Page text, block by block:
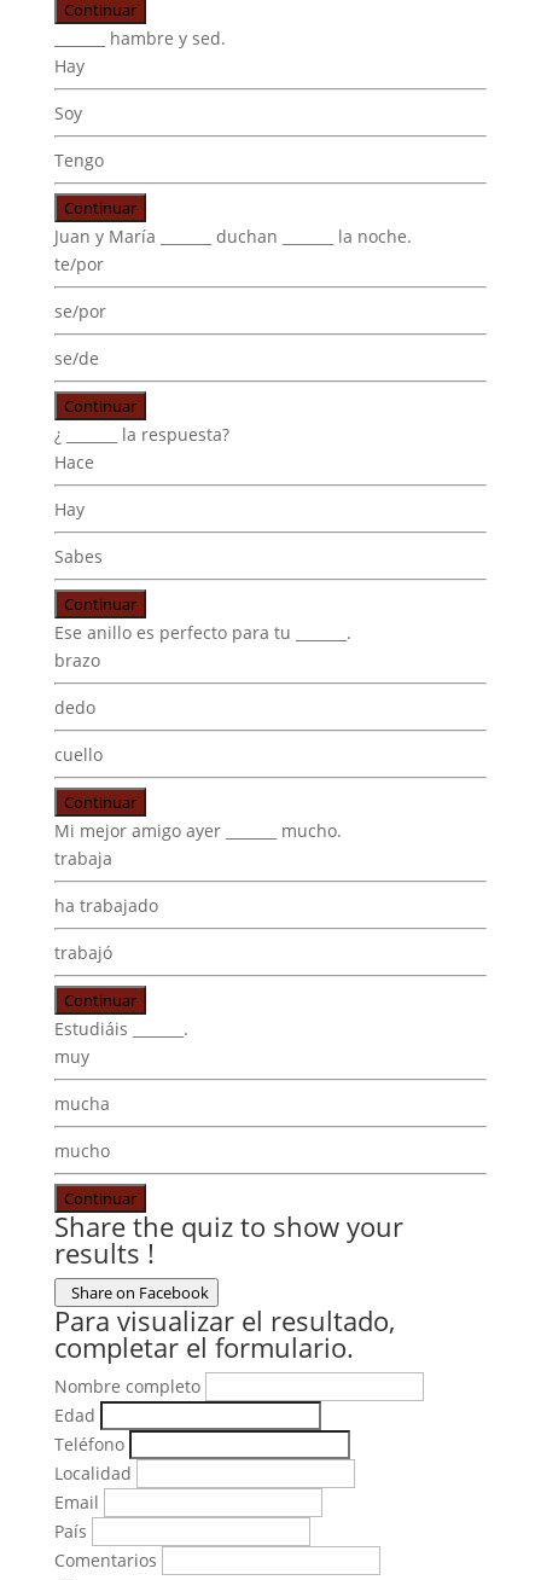
Continuar
_______ hambre y sed.
Hay
Soy
Tengo
Continuar
Juan y María _______ duchan _______ la noche.
te/por
se/por
se/de
Continuar
¿ _______ la respuesta?
Hace
Hay
Sabes
Continuar
Ese anillo es perfecto para tu _______.
brazo
dedo
cuello
Continuar
Mi mejor amigo ayer _______ mucho.
trabaja
ha trabajado
trabajó
Continuar
Estudiáis _______.
muy
mucha
mucho
Continuar
Share the quiz to show your
results !
Share on Facebook
Para visualizar el resultado,
completar el formulario.
Nombre completo
Edad
Teléfono
Localidad
Email
País
Comentarios